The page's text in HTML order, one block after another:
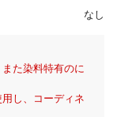
なし
た染料特有のに
し、コーディネ